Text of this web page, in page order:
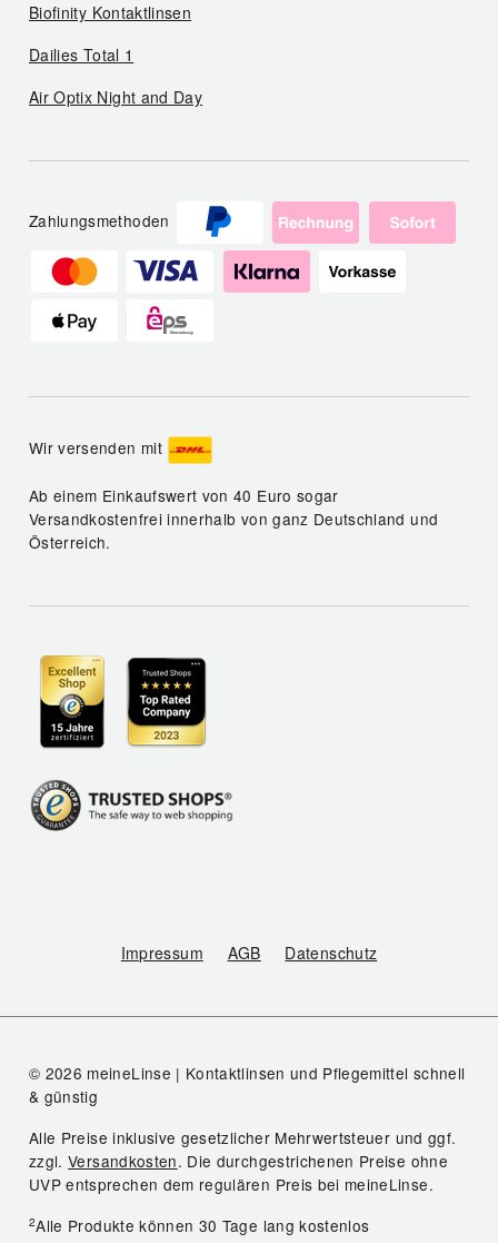
Biofinity Kontaktlinsen
Dailies Total 1
Air Optix Night and Day
Zahlungsmethoden
Wir versenden mit
Ab einem Einkaufswert von 40 Euro sogar
Versandkostenfrei innerhalb von ganz Deutschland und
Österreich.
Impressum AGB Datenschutz
© 2026 meineLinse | Kontaktlinsen und Pflegemittel schnell
& günstig
Alle Preise inklusive gesetzlicher Mehrwertsteuer und ggf.
zzgl.Versandkosten. Die durchgestrichenen Preise ohne
UVP entsprechen dem regulären Preis bei meineLinse.
2Alle Produkte können 30 Tage lang kostenlos